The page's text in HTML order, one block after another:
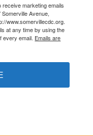
marketing emails
Avenue,
www.somervillecdc.org.
at any time by using the
every email. Emails are